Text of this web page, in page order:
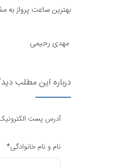
بهترین ساعت پرواز
مهدی رحیمی​
درباره این مطلب
آدرس پست
نام و نام خانوادگی*